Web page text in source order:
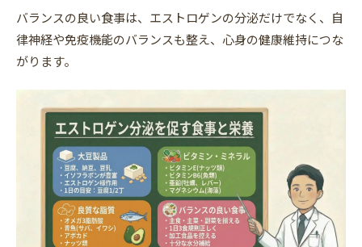
バランスの良い食事は、エストロゲンの分泌だけでなく、自
律神経や免疫機能のバランスも整え、心身の健康維持につな
がります。